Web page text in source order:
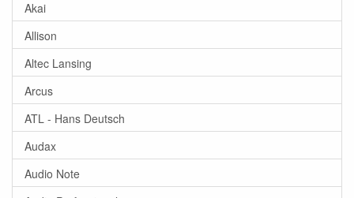
Akai
Allison
Altec Lansing
Arcus
ATL - Hans Deutsch
Audax
Audio Note